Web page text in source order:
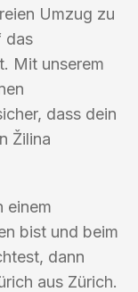
Umzug zu
das
Mit unserem
dass dein
Žilina
einem
bist und beim
dann
aus Zürich.